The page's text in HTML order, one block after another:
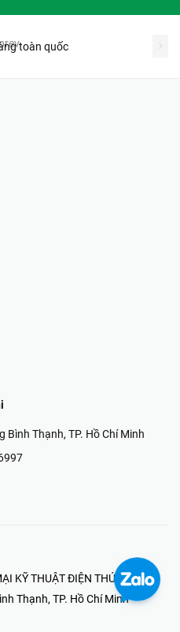
toàn quốc
Thạnh, TP. Hồ Chí Minh
KỸ THUẬT ĐIỆN THÚY NHI
Thạnh, TP. Hồ Chí Minh